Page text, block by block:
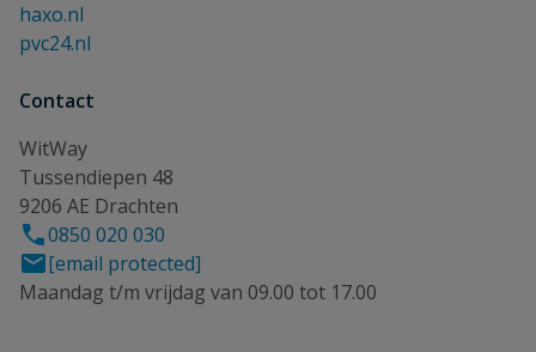
haxo.nl
pvc24.nl
Contact
WitWay
Tussendiepen 48
9206 AE Drachten
0850 020 030
[email protected]
Maandag t/m vrijdag van 09.00 tot 17.00